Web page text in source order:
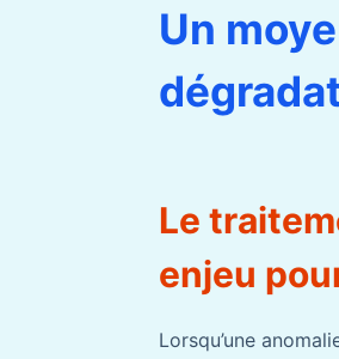
Un
Le
enjeu
Lorsqu’une